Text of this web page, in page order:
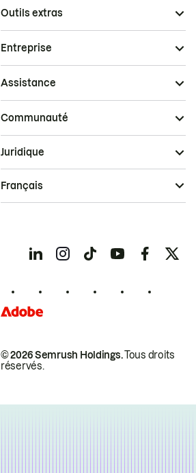
Outils extras
Entreprise
Assistance
Communauté
© 2026 Semrush Holdings.Tous droits
réservés.
Juridique
Français